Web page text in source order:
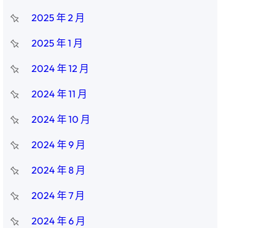
2025 年 2 月
2025 年 1 月
2024 年 12 月
2024 年 11 月
2024 年 10 月
2024 年 9 月
2024 年 8 月
2024 年 7 月
2024 年 6 月